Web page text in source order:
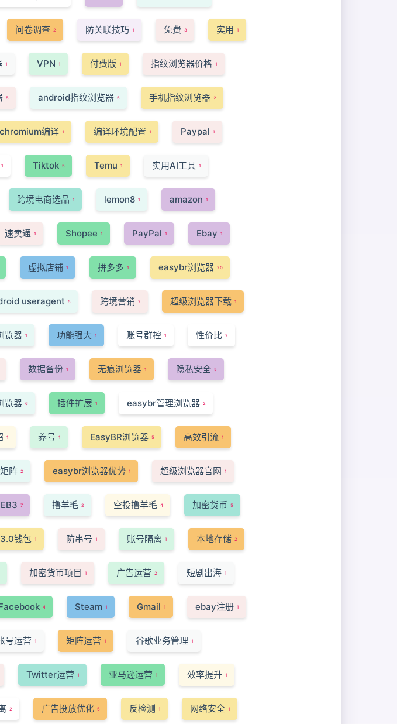
问卷调查 2 防关联技巧 1 免费 3 实用 1
1 VPN 1 付费版 1 指纹浏览器价格 1
5 android指纹浏览器 5 手机指纹浏览器 2
chromium编译 1 编译环境配置 1 Paypal 1
1 Tiktok 5 Temu 1 实用AI工具 1
跨境电商选品 1 lemon8 1 amazon 1
速卖通 1 Shopee 1 PayPal 1 Ebay 1
虚拟店铺 1 拼多多 1 easybr浏览器 20
useragent 5 跨境营销 2 超级浏览器下载 1
览器 1 功能强大 1 账号群控 1 性价比 2
数据备份 1 无痕浏览器 1 隐私安全 5
览器 6 插件扩展 1 easybr管理浏览器 2
1 养号 1 EasyBR浏览器 5 高效引流 1
阵 2 easybr浏览器优势 1 超级浏览器官网 1
7 撸羊毛 2 空投撸羊毛 4 加密货币 5
钱包 1 防串号 1 账号隔离 1 本地存储 2
加密货币项目 1 广告运营 2 短剧出海 1
4 Steam 1 Gmail 1 ebay注册 1
号运营 1 矩阵运营 1 谷歌业务管理 1
Twitter运营 1 亚马逊运营 1 效率提升 1
2 广告投放优化 5 反检测 1 网络安全 1